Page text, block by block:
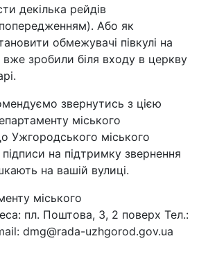
декілька рейдів
Або як
обмежувачі півкулі на
зробили біля входу в церкву
звернутись з цією
міського
Ужгородського міського
на підтримку звернення
на вашій вулиці.
міського
пл. Поштова, 3, 2 поверх Тел.:
dmg@rada-uzhgorod.gov.ua